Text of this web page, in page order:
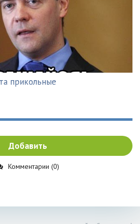
прикольные
Добавить
Комментарии (0)